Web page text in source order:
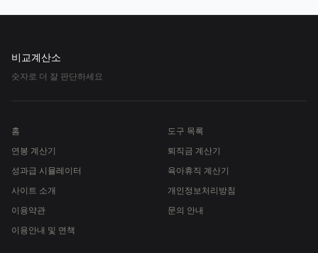
비교계산소
숫자로 더 잘 판단하세요
홈
도구 목록
연봉 계산기
퇴직금 계산기
성과급 시뮬레이터
육아휴직 계산기
사이트 소개
개인정보처리방침
이용약관
문의 안내
이용안내 및 면책